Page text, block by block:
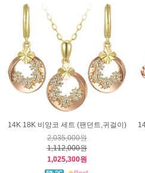
14K 18K 비앙코 세트 (팬던트,귀걸이)
2,035,000원
1,112,000원
1,025,300원